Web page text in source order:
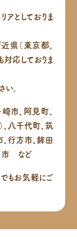
としておりま
県（東京都、
応しておりま
。
市、阿見町、
八千代町、筑
行方市、鉾田
市 など
もお気軽にご